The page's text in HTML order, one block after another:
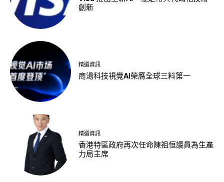
創新
精選資訊
商湯科技視覺AI榮膺全球三料第一
精選資訊
香港特區政府再次任命陳祖恒議員為生產
力局主席